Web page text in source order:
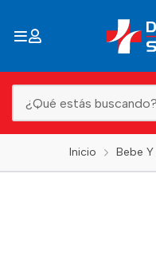
Inicio Bebe